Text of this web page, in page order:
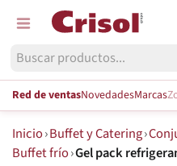
Red de ventasNovedadesMarcas
Inicio›Buffet y Catering›
Buffet frío›Gel pack